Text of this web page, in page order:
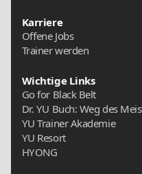
Karriere
Offene Jobs
Trainer werden
Wichtige Links
Go for Black Belt
Dr. YU Buch: Weg des
YU Trainer Akademie
YU Resort
HYONG